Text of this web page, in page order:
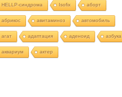
HELLP-синдрома Isofix аборт
абрикос авитаминоз автомобиль
агат адаптация аденоид азбука
аквариум актер